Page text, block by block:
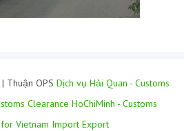
| Thuận OPS Dịch vụ Hải Quan - Customs
Clearance HoChiMinh - Customs
for Vietnam Import Export